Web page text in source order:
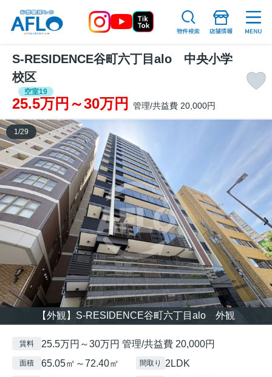
S-RESIDENCE谷町六丁目alo 中央小学
校区
空室19
25.5万円～30万円 管理/共益費 20,000円
【外観】S-RESIDENCE谷町六丁目alo 外観
1 /29
賃料 25.5万円～30万円 管理/共益費 20,000円
面積 65.05㎡～72.40㎡ 間取り 2LDK